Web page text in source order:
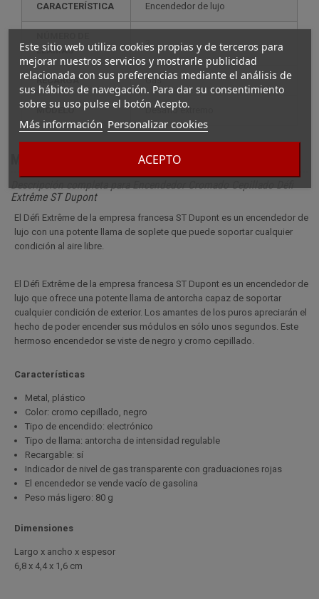
Este sitio web utiliza cookies propias y de terceros para
mejorar nuestros servicios y mostrarle publicidad
relacionada con sus preferencias mediante el análisis de
sus hábitos de navegación. Para dar su consentimiento
sobre su uso pulse el botón Acepto.
Más información Personalizar cookies
ACEPTO
CARACTERÍSTICA encendedor de lujo
LLAMAS
2
RECARGA gas
MODELO desafío extremo
Descripción completa para Encendedor Cromado Cepillado Défi
Extrême ST Dupont
El Défi Extrême de la empresa francesa ST Dupont es un encendedor de
lujo con una potente llama de soplete que puede soportar cualquier
condición al aire libre.
El Défi Extrême de la empresa francesa ST Dupont es un encendedor de
lujo que ofrece una potente llama de antorcha capaz de soportar
cualquier condición de exterior. Los amantes de los puros apreciarán el
hecho de poder encender sus módulos en sólo unos segundos. Este
hermoso encendedor se viste de negro y cromo cepillado.
Características
Metal, plástico
Color: cromo cepillado, negro
Tipo de encendido: electrónico
Tipo de llama: antorcha de intensidad regulable
Recargable: sí
Indicador de nivel de gas transparente con graduaciones rojas
El encendedor se vende vacío de gasolina
Peso más ligero: 80 g
Dimensiones
Largo x ancho x espesor
6,8 x 4,4 x 1,6 cm